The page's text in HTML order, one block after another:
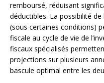
remboursé, réduisant
déductibles. La possibilité de
(sous certaines conditions)
fiscale au cycle de vie de
fiscaux spécialisés
projections sur plusieurs
bascule optimal entre les